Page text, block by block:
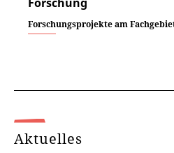
Forschungsprojekte am
Aktuelles